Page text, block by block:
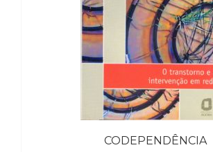
CODEPENDÊNCIA